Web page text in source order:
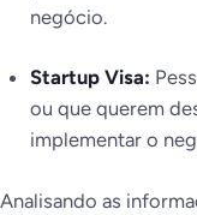
negócio.
Startup Visa:
ou que querem
implementar o
Analisando as